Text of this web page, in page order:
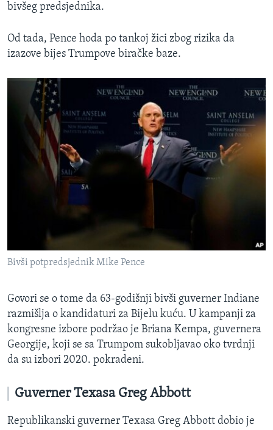
bivšeg predsjednika.
Od tada, Pence hoda po tankoj žici zbog rizika da
izazove bijes Trumpove biračke baze.
Bivši potpredsjednik Mike Pence
Govori se o tome da 63-godišnji bivši guverner Indiane
razmišlja o kandidaturi za Bijelu kuću. U kampanji za
kongresne izbore podržao je Briana Kempa, guvernera
Georgije, koji se sa Trumpom sukobljavao oko tvrdnji
da su izbori 2020. pokradeni.
Guverner Texasa Greg Abbott
Republikanski guverner Texasa Greg Abbott dobio je